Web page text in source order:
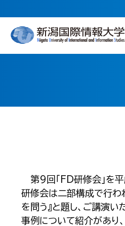
第9回「FD研修会」を平
研修会は二部構成で行わ
を問う』と題し、ご講演
事例について紹介があり